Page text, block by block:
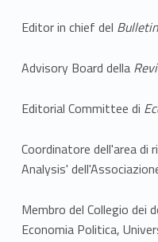
Editor in chief del
Advisory Board della
Editorial Committee di
Coordinatore dell'area di
Analysis'
Membro del Collegio dei
Economia Politica,